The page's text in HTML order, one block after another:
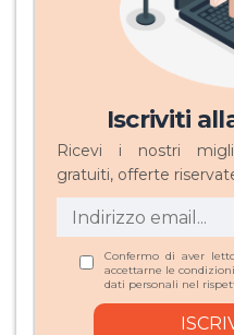
Iscriviti
Ricevi i nostri
gratuiti, offerte
Confermo di aver
accettarne le
dati personali nel